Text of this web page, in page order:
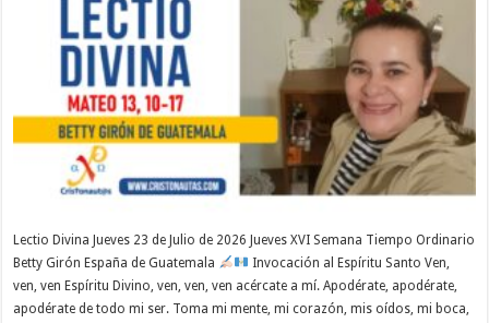
Lectio Divina Jueves 23 de Julio de 2026 Jueves XVI Semana Tiempo Ordinario
Betty Girón España de Guatemala
Invocación al Espíritu Santo Ven,
ven, ven Espíritu Divino, ven, ven, ven acércate a mí. Apodérate, apodérate,
apodérate de todo mi ser. Toma mi mente, mi corazón, mis oídos, mi boca,